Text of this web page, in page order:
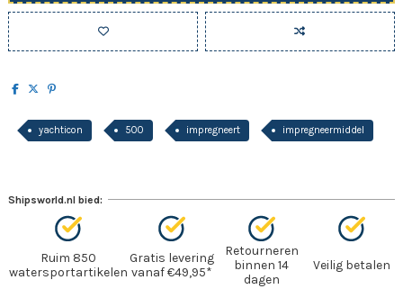
yachticon 500 impregneert impregneermiddel
Shipsworld.nl bied:
Ruim 850
watersportartikelen
Gratis levering
vanaf €49,95*
Retourneren
binnen 14
dagen
Veilig betalen